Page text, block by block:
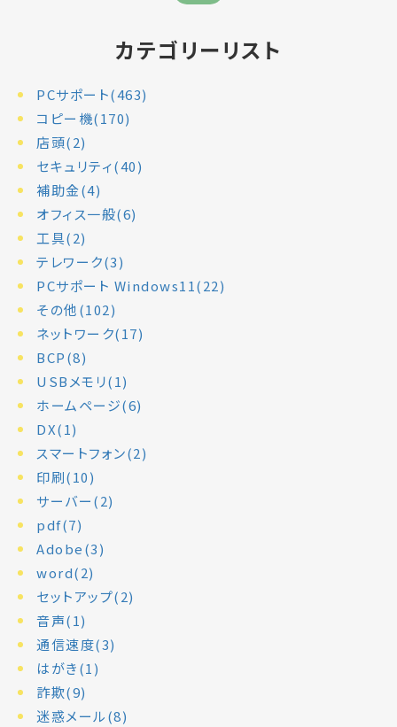
カテゴリーリスト
PCサポート(463)
コピー機(170)
店頭(2)
セキュリティ(40)
補助金(4)
オフィス一般(6)
工具(2)
テレワーク(3)
PCサポート Windows11(22)
その他(102)
ネットワーク(17)
BCP(8)
USBメモリ(1)
ホームページ(6)
DX(1)
スマートフォン(2)
印刷(10)
サーバー(2)
pdf(7)
Adobe(3)
word(2)
セットアップ(2)
音声(1)
通信速度(3)
はがき(1)
詐欺(9)
迷惑メール(8)